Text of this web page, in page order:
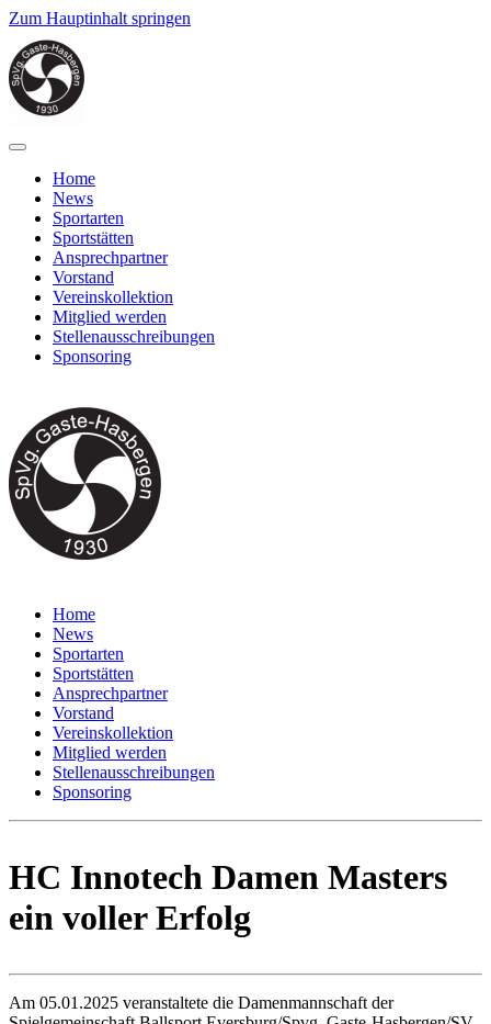
Zum Hauptinhalt springen
Home
News
Sportarten
Sportstätten
Ansprechpartner
Vorstand
Vereinskollektion
Mitglied werden
Stellenausschreibungen
Sponsoring
Home
News
Sportarten
Sportstätten
Ansprechpartner
Vorstand
Vereinskollektion
Mitglied werden
Stellenausschreibungen
Sponsoring
HC Innotech Damen Masters
ein voller Erfolg
Am 05.01.2025 veranstaltete die Damenmannschaft der